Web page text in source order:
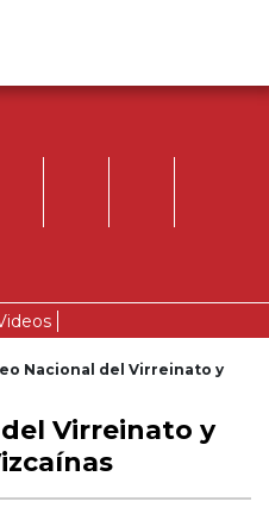
Nacional del Virreinato y
Virreinato y